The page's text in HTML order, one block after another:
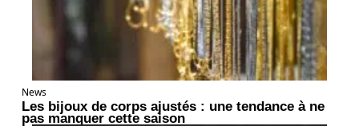
News
Les bijoux de corps ajustés : une tendance à ne
pas manquer cette saison